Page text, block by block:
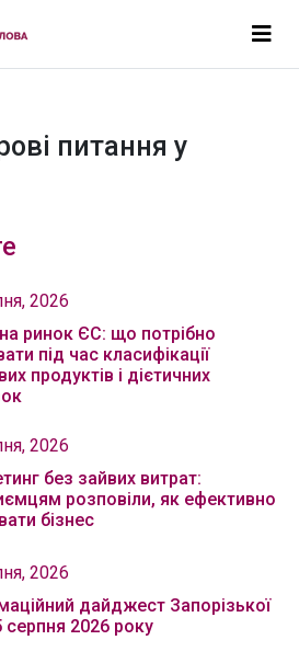
питання у
2026
ринок ЄС: що потрібно
під час класифікації
продуктів і дієтичних
2026
без зайвих витрат:
розповіли, як ефективно
бізнес
2026
дайджест Запорізької
2026 року